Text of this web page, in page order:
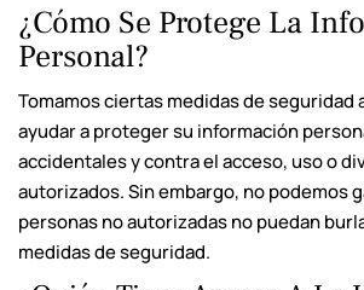
¿Cómo Se Protege La
Personal?
Tomamos ciertas medidas de seguridad
ayudar a proteger su información
accidentales y contra el acceso, uso o
autorizados. Sin embargo, no podemos
personas no autorizadas no puedan
medidas de seguridad.